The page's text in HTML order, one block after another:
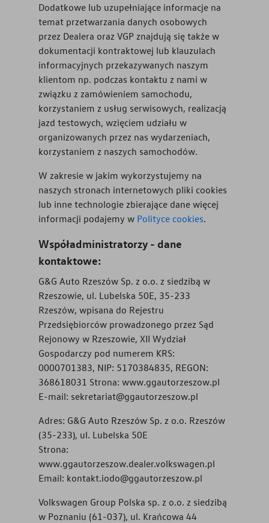
Dodatkowe lub uzupełniające informacje na
temat przetwarzania danych osobowych
przez Dealera oraz VGP znajdują się także w
dokumentacji kontraktowej lub klauzulach
informacyjnych przekazywanych naszym
klientom np. podczas kontaktu z nami w
związku z zamówieniem samochodu,
korzystaniem z usług serwisowych, realizacją
jazd testowych, wzięciem udziału w
organizowanych przez nas wydarzeniach,
korzystaniem z naszych samochodów.
W zakresie w jakim wykorzystujemy na
naszych stronach internetowych pliki cookies
lub inne technologie zbierające dane więcej
informacji podajemy w Polityce cookies.
Współadministratorzy - dane
kontaktowe:
G&G Auto Rzeszów Sp. z o.o. z siedzibą w
Rzeszowie, ul. Lubelska 50E, 35-233
Rzeszów, wpisana do Rejestru
Przedsiębiorców prowadzonego przez Sąd
Rejonowy w Rzeszowie, XII Wydział
Gospodarczy pod numerem KRS:
0000701383, NIP: 5170384835, REGON:
368618031 Strona: www.ggautorzeszow.pl
E-mail: sekretariat@ggautorzeszow.pl
Adres: G&G Auto Rzeszów Sp. z o.o. Rzeszów
(35-233), ul. Lubelska 50E
Strona:
www.ggautorzeszow.dealer.volkswagen.pl
Email: kontakt.iodo@ggautorzeszow.pl
Volkswagen Group Polska sp. z o.o. z siedzibą
w Poznaniu (61-037), ul. Krańcowa 44